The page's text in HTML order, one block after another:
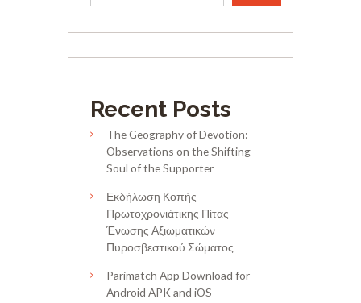
Recent Posts
The Geography of Devotion:
Observations on the Shifting
Soul of the Supporter
Εκδήλωση Κοπής
Πρωτοχρονιάτικης Πίτας –
Ένωσης Αξιωματικών
Πυροσβεστικού Σώματος
Parimatch App Download for
Android APK and iOS